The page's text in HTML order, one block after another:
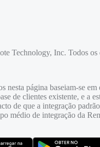
Technology, Inc. Todos os
nesta página baseiam-se
de clientes existente, e a
de que a integração
médio de integração da